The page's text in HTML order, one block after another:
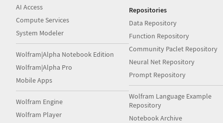
AI Access
Compute Services
System Modeler
Wolfram|Alpha Notebook Edition
Wolfram|Alpha Pro
Mobile Apps
Wolfram Engine
Wolfram Player
Repositories
Data Repository
Function Repository
Community Paclet Repository
Neural Net Repository
Prompt Repository
Wolfram Language Example
Repository
Notebook Archive